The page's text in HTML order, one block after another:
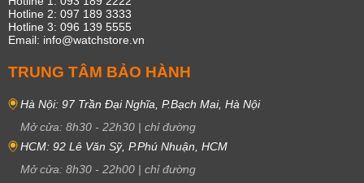
Hotline 2: 097 189 3333
Hotline 3: 096 139 5555
Email: info@watchstore.vn
TRUNG TÂM BẢO HÀNH
Hà Nội: 97 Trần Đại Nghĩa, P.Bạch Mai, Hà Nội
Mở cửa: 8h30 - 22h30 | chỉ đường
HCM: 92 Lê Văn Sỹ, P.Phú Nhuận, HCM
Mở cửa: 8h30 - 22h00 | chỉ đường